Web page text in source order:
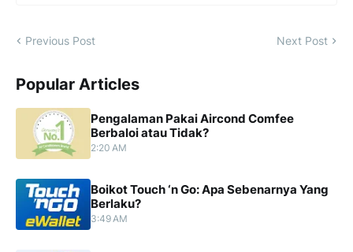
Previous Post Next Post
Popular Articles
Pengalaman Pakai Aircond Comfee
Berbaloi atau Tidak?
2:20 AM
Boikot Touch ‘n Go: Apa Sebenarnya Yang
Berlaku?
3:49 AM